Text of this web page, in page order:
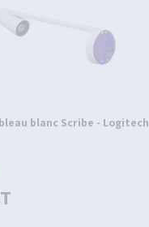
blanc Scribe - Logitech